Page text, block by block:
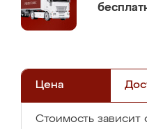
Цена
Стоимость зависит